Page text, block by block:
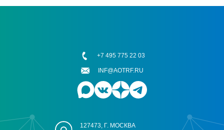
127473, Г. МОСКВА
+7 495 775 22 03
INF@AOTRF.RU